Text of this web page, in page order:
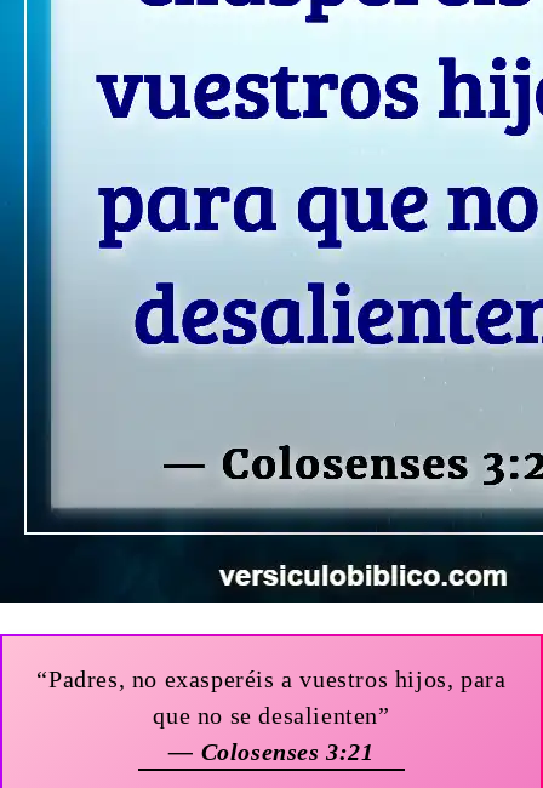
“Padres, no exasperéis a vuestros hijos, para
que no se desalienten”
— Colosenses 3:21